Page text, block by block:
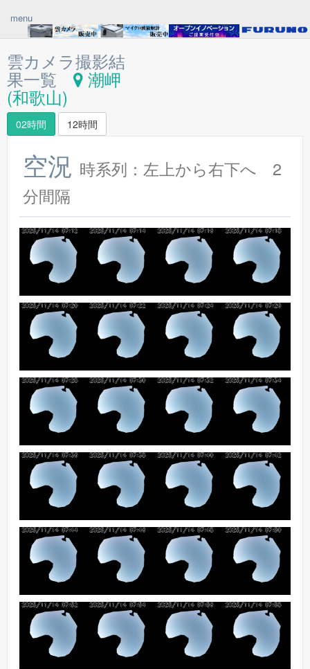
menu
雲カメラ撮影結
果一覧 潮岬
(和歌山)
02時間 12時間
空況 時系列：左上から右下へ 2
分間隔